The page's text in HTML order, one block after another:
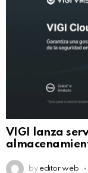
VIGI lanza
by editor web